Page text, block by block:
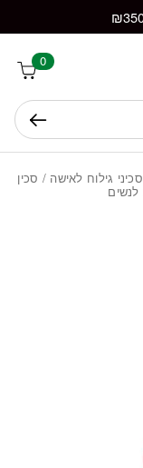
0
סכיני גילוח לאישה / סכין